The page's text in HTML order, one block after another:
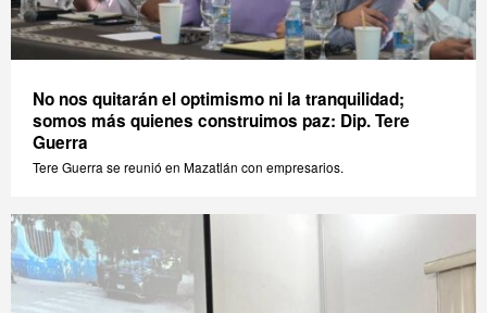
No nos quitarán el optimismo ni la tranquilidad;
somos más quienes construimos paz: Dip. Tere
Guerra
Tere Guerra se reunió en Mazatlán con empresarios.